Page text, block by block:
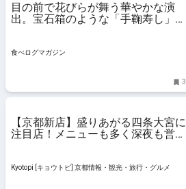
目の前で花びらが舞う華やかな演
出。宝石箱のような「手鞠寿し」専
食べログマガジン
3
【京都新店】盛りあがる四条大宮に
注目店！メニューも多く深夜も営業
Kyotopi [キョウトピ] 京都情報・観光・旅行・グルメ